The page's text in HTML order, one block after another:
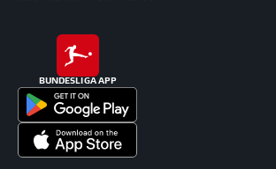
BUNDESLIGA APP